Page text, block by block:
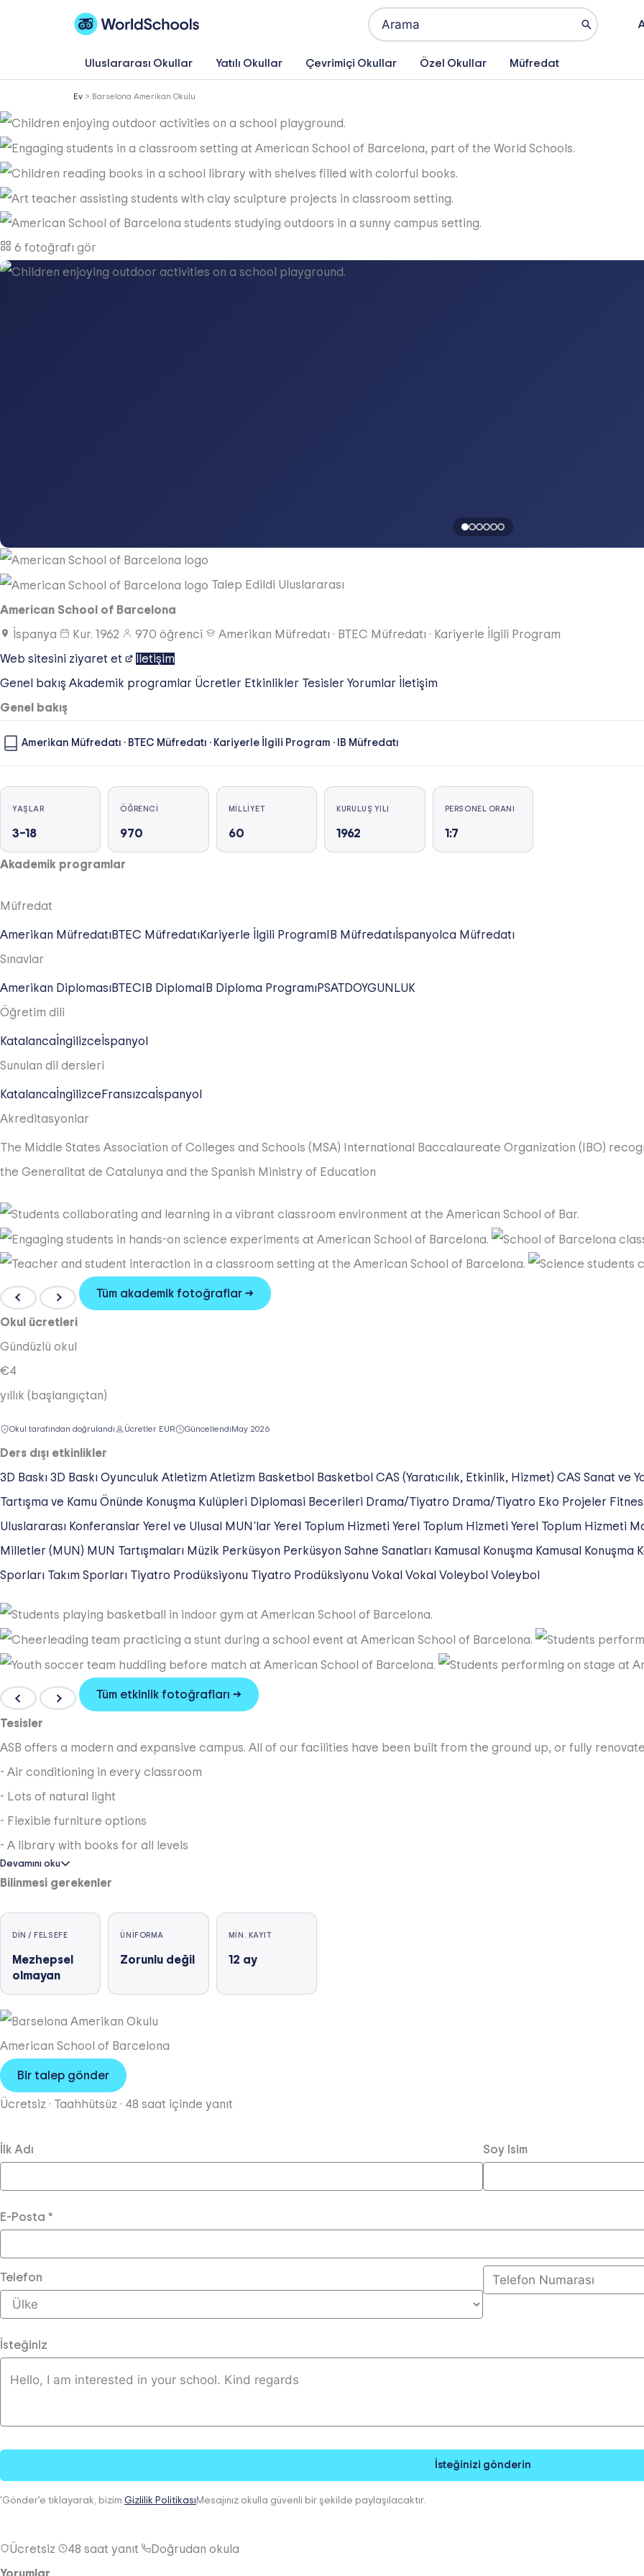
Search
for:
Uluslararası Okullar Yatılı Okullar Çevrimiçi Okullar Özel Okullar Müfredat
Ev > Barselona Amerikan Okulu
6 fotoğrafı gör
Talep Edildi Uluslararası
American School of Barcelona
İspanya
Kur. 1962 970 öğrenci Amerikan Müfredatı · BTEC Müfredatı · Kariyerle İlgili Program
Web sitesini ziyaret et
İletişim
Genel bakış Akademik programlar Ücretler Etkinlikler Tesisler Yorumlar İletişim
Genel bakış
Amerikan Müfredatı · BTEC Müfredatı · Kariyerle İlgili Program · IB Müfredatı
YAŞLAR
3–18
ÖĞRENCI
970
MILLIYET
60
KURULUŞ YILI
1962
PERSONEL ORANI
1:7
Akademik programlar
Müfredat
Amerikan MüfredatıBTEC MüfredatıKariyerle İlgili Program IB Müfredatı İspanyolca Müfredatı
Sınavlar
Amerikan DiplomasıBTEC IB Diploma IB Diploma ProgramıPSATDOYGUNLUK
Öğretim dili
Katalanca İngilizce İspanyol
Sunulan dil dersleri
Katalanca İngilizce Fransızca İspanyol
Akreditasyonlar
The Middle States Association of Colleges and Schools (MSA) International Baccalaureate Organization (IBO)
the Generalitat de Catalunya and the Spanish Ministry of Education
Tüm akademik fotoğraflar →
Okul ücretleri
Gündüzlü okul
€4
yıllık (başlangıçtan)
Okul tarafından doğrulandı Ücretler EUR Güncellendi May 2026
Ders dışı etkinlikler
3D Baskı 3D Baskı Oyunculuk Atletizm Atletizm Basketbol Basketbol CAS (Yaratıcılık, Etkinlik, Hizmet) CAS Sanat ve
Tartışma ve Kamu Önünde Konuşma Kulüpleri Diplomasi Becerileri Drama/Tiyatro Drama/Tiyatro Eko Projeler
Uluslararası Konferanslar Yerel ve Ulusal MUN'lar Yerel Toplum Hizmeti Yerel Toplum Hizmeti Yerel Toplum Hizmeti
Milletler (MUN) MUN Tartışmaları Müzik Perküsyon Perküsyon Sahne Sanatları Kamusal Konuşma Kamusal Konuşma
Sporları Takım Sporları Tiyatro Prodüksiyonu Tiyatro Prodüksiyonu Vokal Vokal Voleybol Voleybol
Tüm etkinlik fotoğrafları →
Tesisler
ASB offers a modern and expansive campus. All of our facilities have been built from the ground up, or fully
- Air conditioning in every classroom
- Lots of natural light
- Flexible furniture options
- A library with books for all levels
- Dedicated art classrooms with a kiln for firing pottery
- Five science laboratories
- Maker Lab with 3D printers, laser cutters, sewing machines, electric saws, and other tools for building prototypes
- Multiple sports fields allowing for girls and boys basketball, volleyball, soccer, and flag football teams to train on
- A fitness center with cardio machines and weights
Devamını oku
Bilinmesi gerekenler
DIN / FELSEFE
Mezhepsel
olmayan
ÜNIFORMA
Zorunlu değil
MIN. KAYIT
12 ay
American School of Barcelona
Bir talep gönder
Ücretsiz · Taahhütsüz · 48 saat içinde yanıt
İlk Adı Soy Isim
E-Posta *
Telefon
İsteğiniz
İsteğinizi gönderin
'Gönder'e tıklayarak, bizim Gizlilik Politikası Mesajınız okulla güvenli bir şekilde paylaşılacaktır.
Ücretsiz 48 saat yanıt
Doğrudan okula